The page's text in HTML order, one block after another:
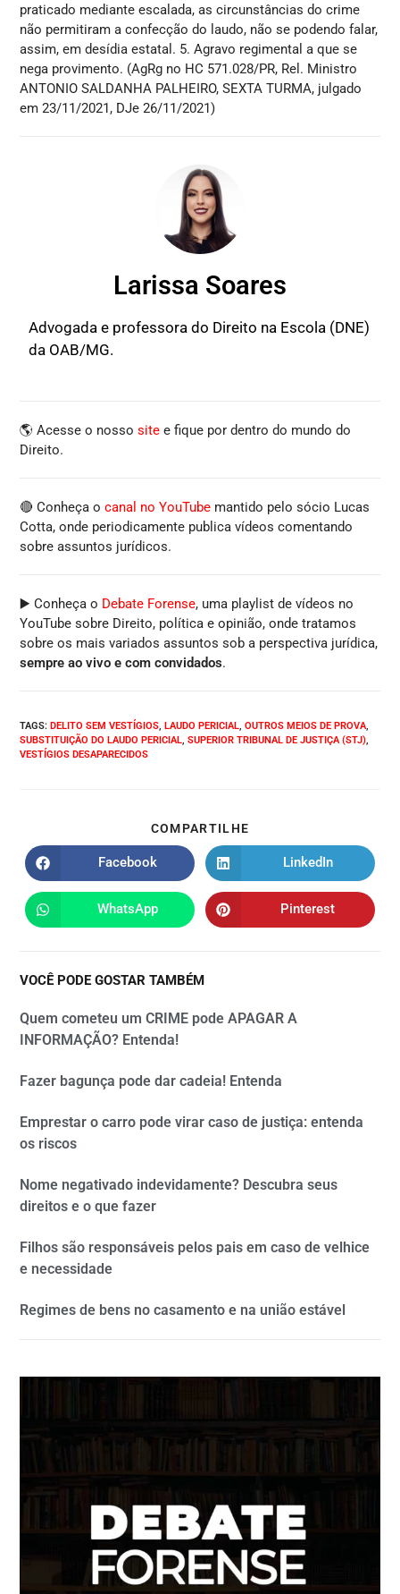
praticado mediante escalada, as circunstâncias do crime
não permitiram a confecção do laudo, não se podendo falar,
assim, em desídia estatal. 5. Agravo regimental a que se
nega provimento. (AgRg no HC 571.028/PR, Rel. Ministro
ANTONIO SALDANHA PALHEIRO, SEXTA TURMA, julgado
em 23/11/2021, DJe 26/11/2021)
Larissa Soares
Advogada e professora do Direito na Escola (DNE)
da OAB/MG.
🌎 Acesse o nossosite e fique por dentro do mundo do
Direito.
🔴 Conheça ocanal no YouTube mantido pelo sócio Lucas
Cotta, onde periodicamente publica vídeos comentando
sobre assuntos jurídicos.
▶️ Conheça o Debate Forense, uma playlist de vídeos no
YouTube sobre Direito, política e opinião, onde tratamos
sobre os mais variados assuntos sob a perspectiva jurídica,
sempre ao vivo e com convidados.
TAGS:DELITO SEM VESTÍGIOS, LAUDO PERICIAL, OUTROS MEIOS DE PROVA,
SUBSTITUIÇÃO DO LAUDO PERICIAL, SUPERIOR TRIBUNAL DE JUSTIÇA (STJ),
VESTÍGIOS DESAPARECIDOS
COMPARTILHE
Facebook LinkedIn
WhatsApp Pinterest
VOCÊ PODE GOSTAR TAMBÉM
Quem cometeu um CRIME pode APAGAR A
INFORMAÇÃO? Entenda!
Fazer bagunça pode dar cadeia! Entenda
Emprestar o carro pode virar caso de justiça: entenda
os riscos
Nome negativado indevidamente? Descubra seus
direitos e o que fazer
Filhos são responsáveis pelos pais em caso de velhice
e necessidade
Regimes de bens no casamento e na união estável